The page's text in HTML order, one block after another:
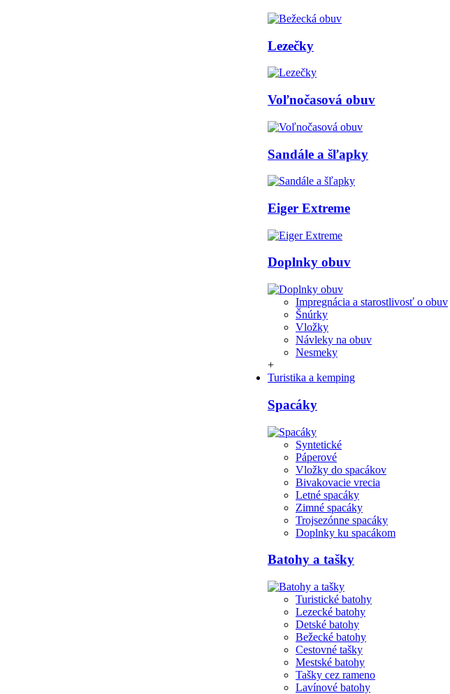
Lezečky
Voľnočasová obuv
Sandále a šľapky
Eiger Extreme
Doplnky obuv
Impregnácia a starostlivosť o obuv
Šnúrky
Vložky
Návleky na obuv
Nesmeky
+
Turistika a kemping
Spacáky
Syntetické
Páperové
Vložky do spacákov
Bivakovacie vrecia
Letné spacáky
Zimné spacáky
Trojsezónne spacáky
Doplnky ku spacákom
Batohy a tašky
Turistické batohy
Lezecké batohy
Detské batohy
Bežecké batohy
Cestovné tašky
Mestské batohy
Tašky cez rameno
Lavínové batohy